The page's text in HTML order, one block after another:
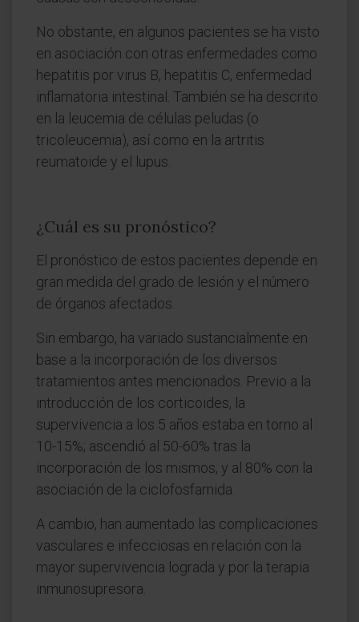
No obstante, en algunos pacientes se ha visto
en asociación con otras enfermedades como
hepatitis por virus B, hepatitis C, enfermedad
inflamatoria intestinal. También se ha descrito
en la leucemia de células peludas (o
tricoleucemia), así como en la artritis
reumatoide y el lupus.
¿Cuál es su pronóstico?
El pronóstico de estos pacientes depende en
gran medida del grado de lesión y el número
de órganos afectados.
Sin embargo, ha variado sustancialmente en
base a la incorporación de los diversos
tratamientos antes mencionados. Previo a la
introducción de los corticoides, la
supervivencia a los 5 años estaba en torno al
10-15%; ascendió al 50-60% tras la
incorporación de los mismos, y al 80% con la
asociación de la ciclofosfamida.
A cambio, han aumentado las complicaciones
vasculares e infecciosas en relación con la
mayor supervivencia lograda y por la terapia
inmunosupresora.